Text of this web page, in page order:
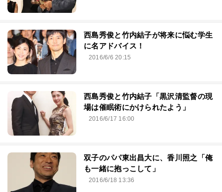
西島秀俊と竹内結子が将来に悩む学生
に名アドバイス！
2016/6/6 20:15
西島秀俊と竹内結子「黒沢清監督の現
場は催眠術にかけられたよう」
2016/6/17 16:00
双子のパパ東出昌大に、香川照之「俺
も一緒に抱っこして」
2016/6/18 13:36